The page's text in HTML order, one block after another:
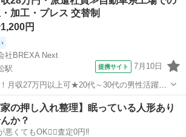
を採用。屋内・屋外設置場所を問いません。
加工・プレス 交替制
円
社BREXA Next
駅
提携サイト 7月10日
月収27万円以上可★20代～30代の男性活躍中
利用可！1食あたり85円～と格安！メーカへの
二本松市》 人気の工場のお仕事 ◇
◇...
二本松駅 その他
家の押し入れ整理】眠っている人形あり
か？
悪くてもOK🙆‍♀️査定0円‼️